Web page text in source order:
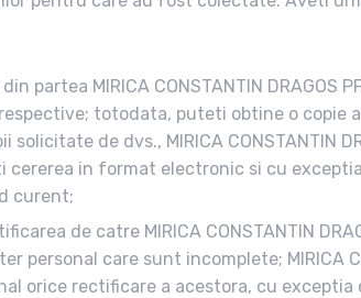
partea MIRICA CONSTANTIN
totodata, puteti obtine o
de dvs., MIRICA CONSTANTIN
in format electronic si cu
curent;
de catre MIRICA CONSTANTIN
care sunt incomplete; MIRICA
orice rectificare a acestora, cu